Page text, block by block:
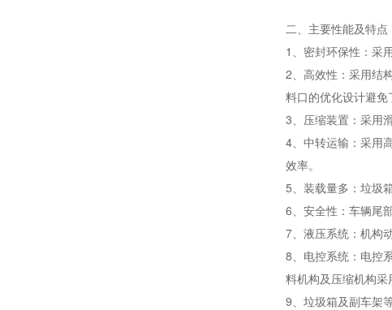
二、主要性能及特点
1、密封环保性：采
2、高效性：采用结
料口的优化设计避免
3、压缩装置：采用
4、中转运输：采用
效率。
5、装载量多：垃圾
6、安全性：车辆尾
7、液压系统：机构
8、电控系统：电控
料机构及压缩机构采
9、垃圾箱及副车架